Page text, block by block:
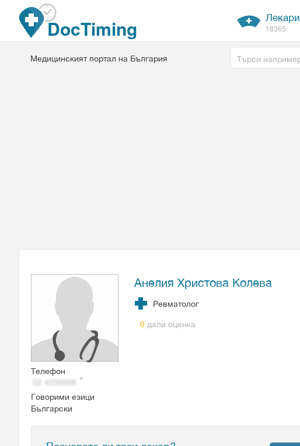
Премини към основното съдържание
DocTiming Лекари
18365
Медицинският портал на България
Анелия Христова Колева
Ревматолог
0 дали оценка
Телефон
Говорими езици
Български